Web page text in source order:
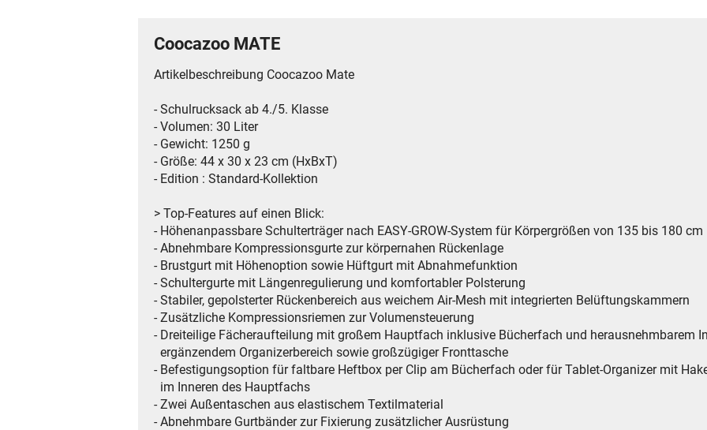
Coocazoo MATE
Artikelbeschreibung Coocazoo Mate
- Schulrucksack ab 4./5. Klasse
- Volumen: 30 Liter
- Gewicht: 1250 g
- Größe: 44 x 30 x 23 cm (HxBxT)
- Edition : Standard-Kollektion
> Top-Features auf einen Blick:
- Höhenanpassbare Schulterträger nach EASY-GROW-System für Körpergrößen von 135 bis 180 cm
- Abnehmbare Kompressionsgurte zur körpernahen Rückenlage
- Brustgurt mit Höhenoption sowie Hüftgurt mit Abnahmefunktion
- Schultergurte mit Längenregulierung und komfortabler Polsterung
- Stabiler, gepolsterter Rückenbereich aus weichem Air-Mesh mit integrierten Belüftungskammern
- Zusätzliche Kompressionsriemen zur Volumensteuerung
- Dreiteilige Fächeraufteilung mit großem Hauptfach inklusive Bücherfach und herausnehmbarem
ergänzendem Organizerbereich sowie großzügiger Fronttasche
- Befestigungsoption für faltbare Heftbox per Clip am Bücherfach oder für Tablet-Organizer mit
im Inneren des Hauptfachs
- Zwei Außentaschen aus elastischem Textilmaterial
- Abnehmbare Gurtbänder zur Fixierung zusätzlicher Ausrüstung